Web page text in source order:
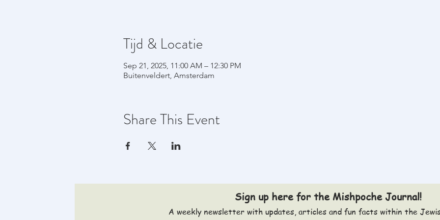
Tijd & Locatie
Sep 21, 2025, 11:00 AM – 12:30 PM
Buitenveldert, Amsterdam
Share This Event
Sign up here for the Mishpoche Journal!
A weekly newsletter with updates, articles and fun facts within the